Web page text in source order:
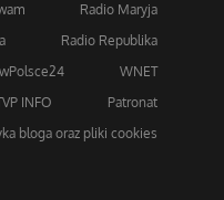
Radio Maryja
Radio Republika
wPolsce24
WNET
INFO
Patronat
bloga oraz pliki cookies